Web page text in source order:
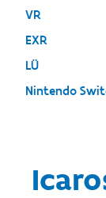
VR
EXR
LÜ
Nintendo